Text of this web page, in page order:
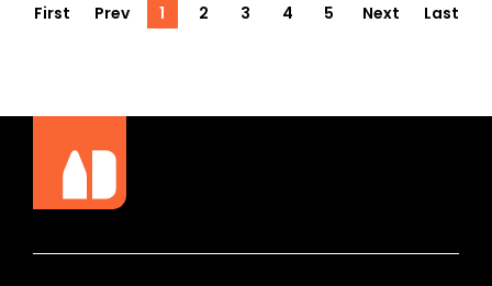
First Prev 1 2 3 4 5 Next Last